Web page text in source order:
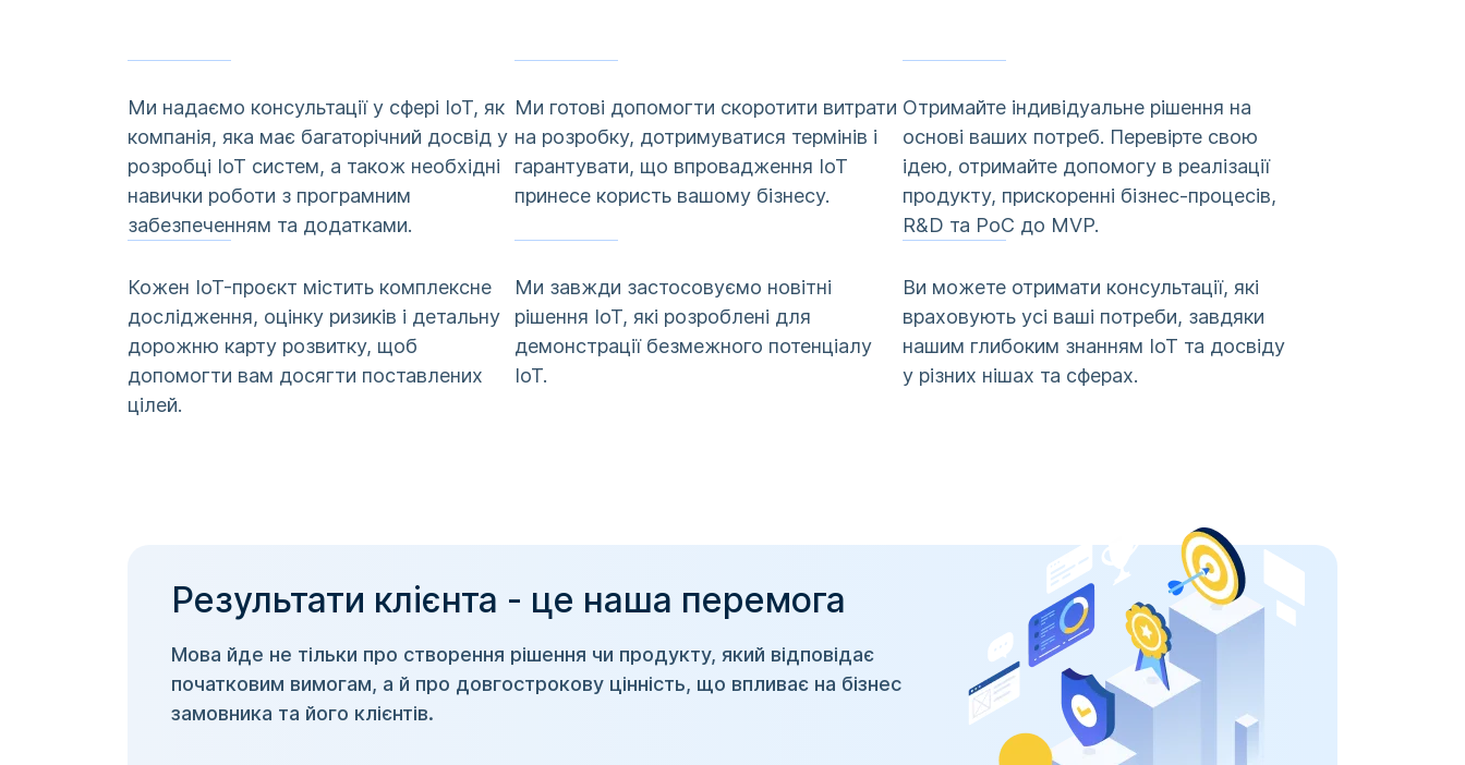
Ми надаємо консультації у сфері IoT, як
компанія, яка має багаторічний досвід у
розробці IoT систем, а також необхідні
навички роботи з програмним
забезпеченням та додатками.
Ми готові допомогти скоротити витрати
на розробку, дотримуватися термінів і
гарантувати, що впровадження IoT
принесе користь вашому бізнесу.
Отримайте індивідуальне рішення на
основі ваших потреб. Перевірте свою
ідею, отримайте допомогу в реалізації
продукту, прискоренні бізнес-процесів,
R&D та PoC до MVP.
Кожен IoT-проєкт містить комплексне
дослідження, оцінку ризиків і детальну
дорожню карту розвитку, щоб
допомогти вам досягти поставлених
цілей.
Ми завжди застосовуємо новітні
рішення IoT, які розроблені для
демонстрації безмежного потенціалу
IoT.
Ви можете отримати консультації, які
враховують усі ваші потреби, завдяки
нашим глибоким знанням ІоТ та досвіду
у різних нішах та сферах.
Результати клієнта - це наша перемога
Мова йде не тільки про створення рішення чи продукту, який відповідає
початковим вимогам, а й про довгострокову цінність, що впливає на бізнес
замовника та його клієнтів.